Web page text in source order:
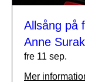
Allsång på
Anne
fre 11 sep.
Mer